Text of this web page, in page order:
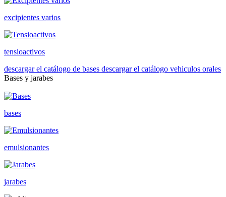
excipientes varios
tensioactivos
descargar el catálogo de bases descargar el catálogo vehiculos orales
Bases y jarabes
bases
emulsionantes
jarabes